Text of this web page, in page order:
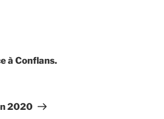
à Conflans.
2020